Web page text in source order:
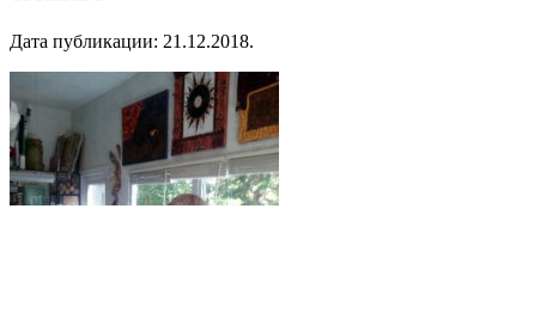
Дата публикации: 21.12.2018.